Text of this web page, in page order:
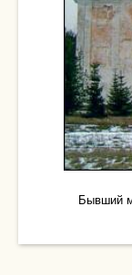
Бывший